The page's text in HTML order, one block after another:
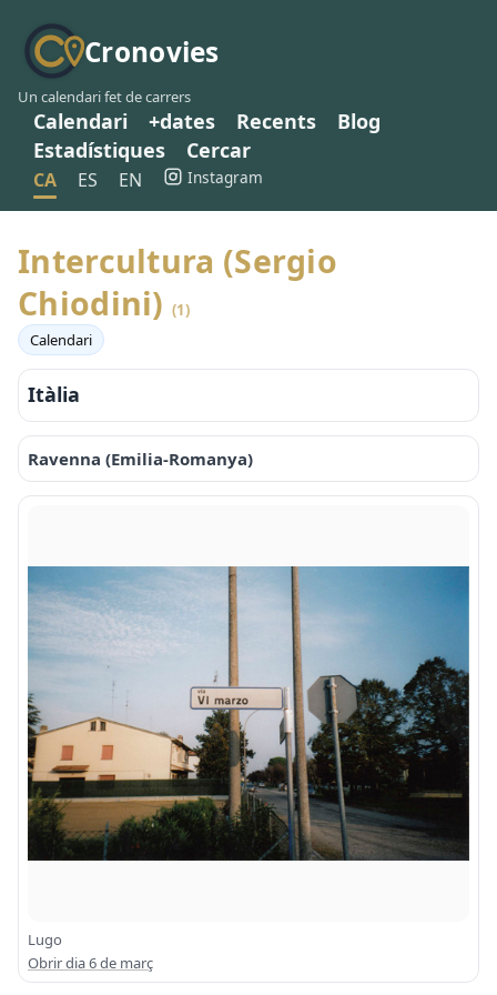
Cronovies
Un calendari fet de carrers
Calendari +dates Recents
Blog
Estadístiques
Cercar
CA ES EN Instagram
Intercultura (Sergio
Chiodini)(1)
Calendari
Itàlia
Ravenna (Emilia-Romanya)
Lugo
Obrir dia 6 de març